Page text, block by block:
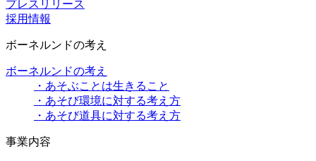
プレスリリース
採用情報
ボーネルンドの考え
ボーネルンドの考え
・あそぶことは生きること
・あそび環境に対する考え方
・あそび道具に対する考え方
事業内容